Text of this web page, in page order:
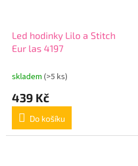
Led hodinky Lilo a Stitch
Eur las 4197
skladem (>5 ks)
439 Kč
Do košíku